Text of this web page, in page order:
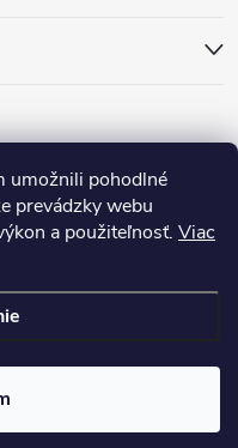
umožnili pohodlné
prevádzky webu
a použiteľnosť. Viac